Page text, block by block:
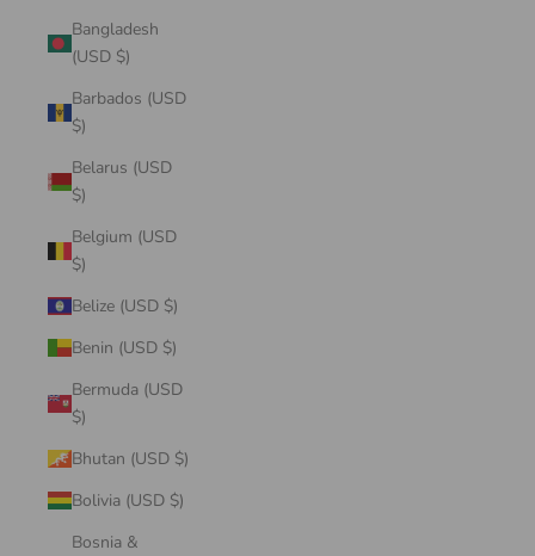
Bangladesh
(USD $)
Barbados (USD
$)
Belarus (USD
$)
Belgium (USD
$)
Belize (USD $)
Benin (USD $)
Bermuda (USD
$)
Bhutan (USD $)
Bolivia (USD $)
Bosnia &